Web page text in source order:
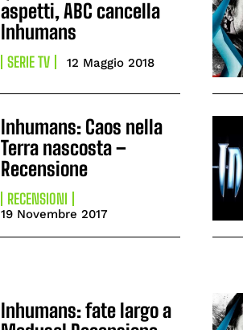
aspetti, ABC cancella
Inhumans
SERIE TV 12 Maggio 2018
Inhumans: Caos nella
Terra nascosta –
Recensione
RECENSIONI
19 Novembre 2017
Inhumans: fate largo a